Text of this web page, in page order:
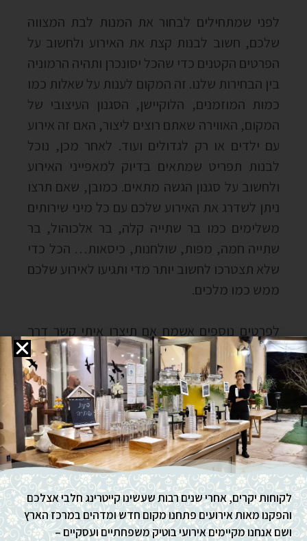
לפני שמתחילים לבחור את המנות לבת המצווה
שלכם, חשוב לבנות קצת את האירוע ולחשוב על
הפרטים הקטנים כדי שהכל יסונכרן ותהיה הרמוניה
בין הבחירות שלנו. זה המקום לענות על שאלות כמו
כמות המוזמנים, הלוקיישן, הסגנון העיצובי של
המקום, האווירה שאתם רוצים ליצור, האם זה אירוע
עם ילדים או רק לגדולים ועוד. לאחר מכן, נוכל
לבנות תפריט שמתאים בדיוק למאפייני האירוע
ולחשוב על סגנון הגשה מתאים. כמובן, שאם תרצו
ניתן לשדרג את האירוע שלכם עם כל מיני שירותים
משלימים כמו בר שתייה קלה, בר אלכוהול, בר
שתייה חמה, מפות, שולחנות, כיסאות… הכל כדי
שלא תצטרכו לחשוב יותר מדי ותגיעו לאירוע שלכם
ממש כמו מלכים.
לפרטים נוספים אשמח אם תיצרו איתי קשר דרך
האתר ואני אדאג לחזור אליכם ממש בקרוב.
קצת מהמטעמים שלנו:
לקוחות יקרים, אחרי שנים רבות שעשינו קייטרינג חלבי אצלכם
והפקנו מאות אירועים פתחנו מקום חדש ומדהים במרכז הארץ
ושם אנחנו מקיימים אירועי בוטיק משפחתיים ועסקיים –